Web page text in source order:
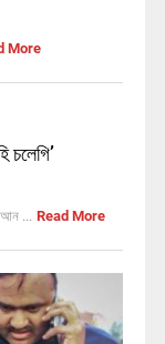
More
চলেগি’
আন ... Read More